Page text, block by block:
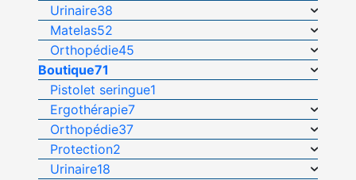
Urinaire38
Matelas52
Orthopédie45
Boutique71
Pistolet seringue1
Ergothérapie7
Orthopédie37
Protection2
Urinaire18